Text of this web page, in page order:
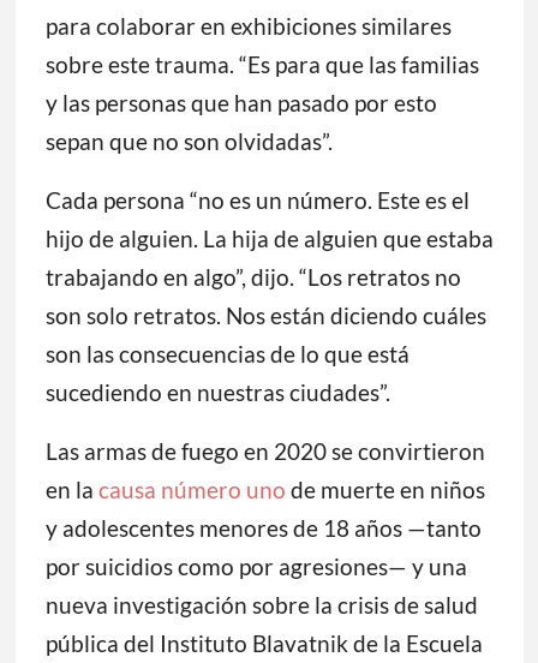
para colaborar en exhibiciones similares
sobre este trauma. “Es para que las familias
y las personas que han pasado por esto
sepan que no son olvidadas”.
Cada persona “no es un número. Este es el
hijo de alguien. La hija de alguien que estaba
trabajando en algo”, dijo. “Los retratos no
son solo retratos. Nos están diciendo cuáles
son las consecuencias de lo que está
sucediendo en nuestras ciudades”.
Las armas de fuego en 2020 se convirtieron
en la causa número uno de muerte en niños
y adolescentes menores de 18 años —tanto
por suicidios como por agresiones— y una
nueva investigación sobre la crisis de salud
pública del Instituto Blavatnik de la Escuela